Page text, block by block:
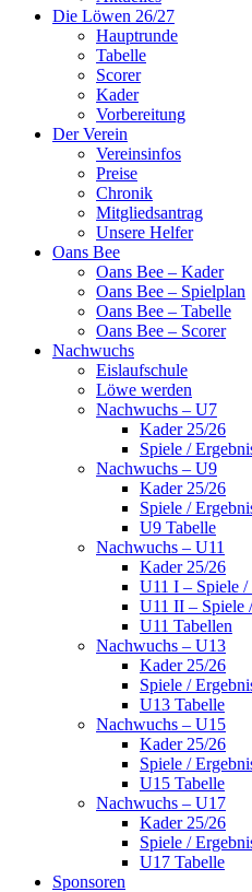
Die Löwen 26/27
Hauptrunde
Tabelle
Scorer
Kader
Vorbereitung
Der Verein
Vereinsinfos
Preise
Chronik
Mitgliedsantrag
Unsere Helfer
Oans Bee
Oans Bee – Kader
Oans Bee – Spielplan
Oans Bee – Tabelle
Oans Bee – Scorer
Nachwuchs
Eislaufschule
Löwe werden
Nachwuchs – U7
Kader 25/26
Spiele /
Nachwuchs – U9
Kader 25/26
Spiele /
U9 Tabelle
Nachwuchs – U11
Kader 25/26
U11 I – Spiele /
U11 II – Spiele
U11 Tabellen
Nachwuchs – U13
Kader 25/26
Spiele /
U13 Tabelle
Nachwuchs – U15
Kader 25/26
Spiele /
U15 Tabelle
Nachwuchs – U17
Kader 25/26
Spiele /
U17 Tabelle
Sponsoren